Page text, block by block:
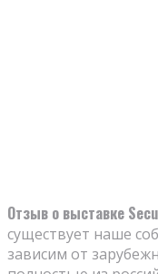
Отзыв о выставке
существует наше
зависим от